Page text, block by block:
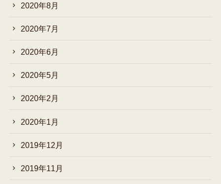
2020年8月
2020年7月
2020年6月
2020年5月
2020年2月
2020年1月
2019年12月
2019年11月